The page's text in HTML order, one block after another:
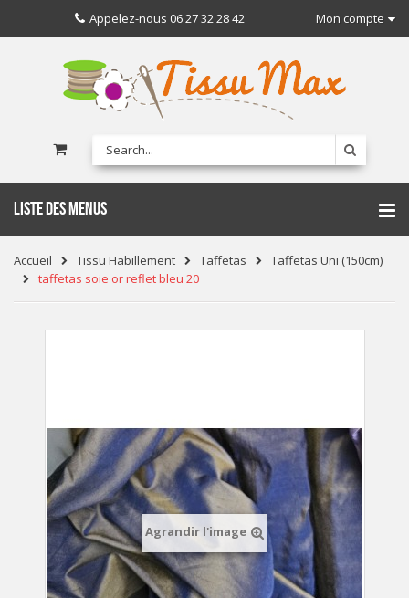
Mon compte
Appelez-nous 06 27 32 28 42
LISTE DES MENUS
Accueil Tissu Habillement Taffetas
Taffetas Uni (150cm)
taffetas soie or reflet bleu 20
Agrandir l'image